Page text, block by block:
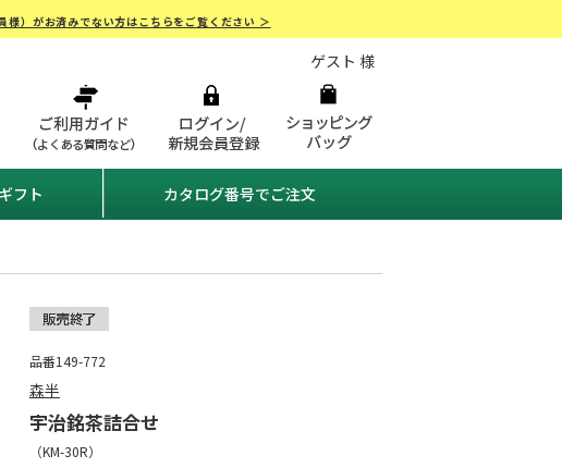
様）がお済みでない方はこちらをご覧ください ＞
ゲスト 様
フト カタログ番号でご注文
品番149-772
森半
宇治銘茶詰合せ
（KM-30R）